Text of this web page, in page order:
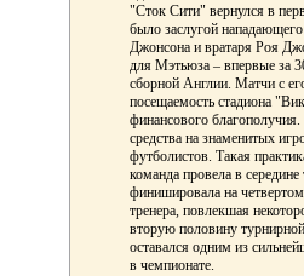
"Сток Сити" вернулся в
было заслугой
Джонсона и вратаря Роя
для Мэтьюза – впервые за
сборной Англии. Матчи с
посещаемость стадиона
финансового
средства на знаменитых
футболистов. Такая
команда провела в
финишировала на
тренера, повлекшая
вторую половину
оставался одним из
в чемпионате.